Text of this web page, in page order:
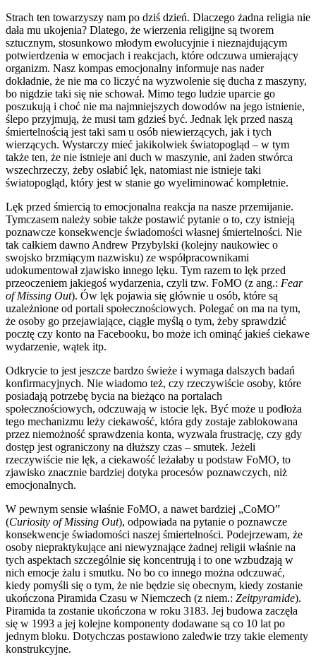
Strach ten towarzyszy nam po dziś dzień. Dlaczego żadna religia nie
dała mu ukojenia? Dlatego, że wierzenia religijne są tworem
sztucznym, stosunkowo młodym ewolucyjnie i nieznajdującym
potwierdzenia w emocjach i reakcjach, które odczuwa umierający
organizm. Nasz kompas emocjonalny informuje nas nader
dokładnie, że nie ma co liczyć na wyzwolenie się ducha z maszyny,
bo nigdzie taki się nie schował. Mimo tego ludzie uparcie go
poszukują i choć nie ma najmniejszych dowodów na jego istnienie,
ślepo przyjmują, że musi tam gdzieś być. Jednak lęk przed naszą
śmiertelnością jest taki sam u osób niewierzących, jak i tych
wierzących. Wystarczy mieć jakikolwiek światopogląd – w tym
także ten, że nie istnieje ani duch w maszynie, ani żaden stwórca
wszechrzeczy, żeby osłabić lęk, natomiast nie istnieje taki
światopogląd, który jest w stanie go wyeliminować kompletnie.
Lęk przed śmiercią to emocjonalna reakcja na nasze przemijanie.
Tymczasem należy sobie także postawić pytanie o to, czy istnieją
poznawcze konsekwencje świadomości własnej śmiertelności. Nie
tak całkiem dawno Andrew Przybylski (kolejny naukowiec o
swojsko brzmiącym nazwisku) ze współpracownikami
udokumentował zjawisko innego lęku. Tym razem to lęk przed
przeoczeniem jakiegoś wydarzenia, czyli tzw. FoMO (z ang.: Fear
of Missing Out). Ów lęk pojawia się głównie u osób, które są
uzależnione od portali społecznościowych. Polegać on ma na tym,
że osoby go przejawiające, ciągle myślą o tym, żeby sprawdzić
pocztę czy konto na Facebooku, bo może ich ominąć jakieś ciekawe
wydarzenie, wątek itp.
Odkrycie to jest jeszcze bardzo świeże i wymaga dalszych badań
konfirmacyjnych. Nie wiadomo też, czy rzeczywiście osoby, które
posiadają potrzebę bycia na bieżąco na portalach
społecznościowych, odczuwają w istocie lęk. Być może u podłoża
tego mechanizmu leży ciekawość, która gdy zostaje zablokowana
przez niemożność sprawdzenia konta, wyzwala frustrację, czy gdy
dostęp jest ograniczony na dłuższy czas – smutek. Jeżeli
rzeczywiście nie lęk, a ciekawość leżałaby u podstaw FoMO, to
zjawisko znacznie bardziej dotyka procesów poznawczych, niż
emocjonalnych.
W pewnym sensie właśnie FoMO, a nawet bardziej „CoMO”
(Curiosity of Missing Out), odpowiada na pytanie o poznawcze
konsekwencje świadomości naszej śmiertelności. Podejrzewam, że
osoby niepraktykujące ani niewyznające żadnej religii właśnie na
tych aspektach szczególnie się koncentrują i to one wzbudzają w
nich emocje żalu i smutku. No bo co innego można odczuwać,
kiedy pomyśli się o tym, że nie będzie się obecnym, kiedy zostanie
ukończona Piramida Czasu w Niemczech (z niem.: Zeitpyramide).
Piramida ta zostanie ukończona w roku 3183. Jej budowa zaczęła
się w 1993 a jej kolejne komponenty dodawane są co 10 lat po
jednym bloku. Dotychczas postawiono zaledwie trzy takie elementy
konstrukcyjne.